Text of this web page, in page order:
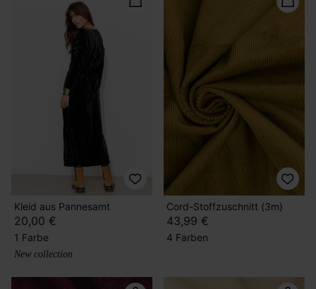
Kleid aus Pannesamt
20,00 €
1 Farbe
New collection
Cord-Stoffzuschnitt (3m)
43,99 €
4 Farben